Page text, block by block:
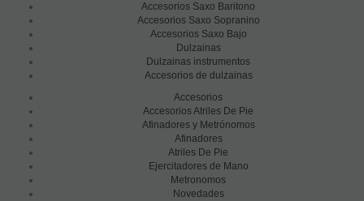
Accesorios Saxo Baritono
Accesorios Saxo Sopranino
Accesorios Saxo Bajo
Dulzainas
Dulzainas instrumentos
Accesorios de dulzainas
Accesorios
Accesorios Atriles De Pie
Afinadores y Metrónomos
Afinadores
Atriles De Pie
Ejercitadores de Mano
Metronomos
Novedades